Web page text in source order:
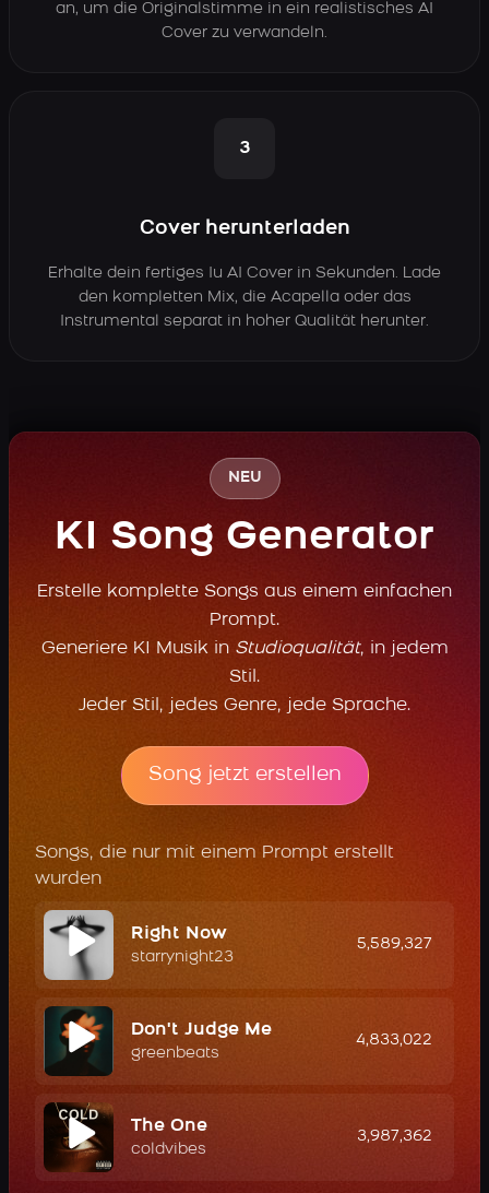
an, um die Originalstimme in ein realistisches AI
Cover zu verwandeln.
3
Cover herunterladen
Erhalte dein fertiges Iu AI Cover in Sekunden. Lade
den kompletten Mix, die Acapella oder das
Instrumental separat in hoher Qualität herunter.
NEU
KI Song Generator
Erstelle komplette Songs aus einem einfachen
Prompt.
Generiere KI Musik in Studioqualität, in jedem
Stil.
Jeder Stil, jedes Genre, jede Sprache.
Song jetzt erstellen
Songs, die nur mit einem Prompt erstellt
wurden
Right Now
starrynight23
5,589,327
Don't Judge Me
greenbeats
4,833,022
The One
coldvibes
3,987,362